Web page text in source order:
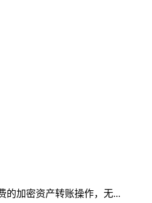
的加密资产转账操作，无...